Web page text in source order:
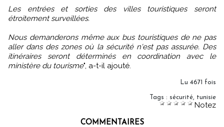
Les entrées et sorties des villes touristiques seront
étroitement surveillées.
Nous demanderons même aux bus touristiques de ne pas
aller dans des zones où la sécurité n'est pas assurée. Des
itinéraires seront déterminés en coordination avec le
ministère du tourisme", a-t-il ajouté.
Lu 4671 fois
Tags : sécurité tunisie
Notez
COMMENTAIRES